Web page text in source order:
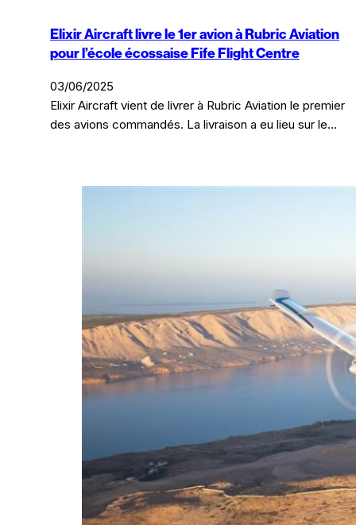
Elixir Aircraft livre le 1er avion à Rubric Aviation
pour l’école écossaise Fife Flight Centre
03/06/2025
Elixir Aircraft vient de livrer à Rubric Aviation le premier
des avions commandés. La livraison a eu lieu sur le…